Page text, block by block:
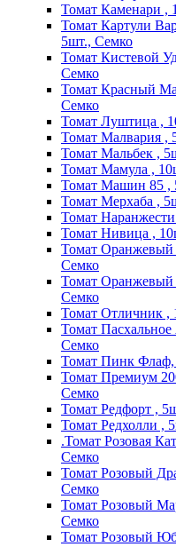
Томат Каменари ,
Томат Картули
5шт., Семко
Томат Кистевой
Семко
Томат Красный
Семко
Томат Луштица ,
Томат Малвария ,
Томат Мальбек ,
Томат Мамула ,
Томат Машин 85 ,
Томат Мерхаба ,
Томат
Томат Нивица ,
Томат Оранжевый
Семко
Томат
Семко
Томат Отличник ,
Томат
Семко
Томат Пинк
Томат Премиум
Семко
Томат Редфорт ,
Томат Редхолли ,
.Томат Розовая
Семко
Томат Розовый
Семко
Томат Розовый
Семко
Томат Розовый